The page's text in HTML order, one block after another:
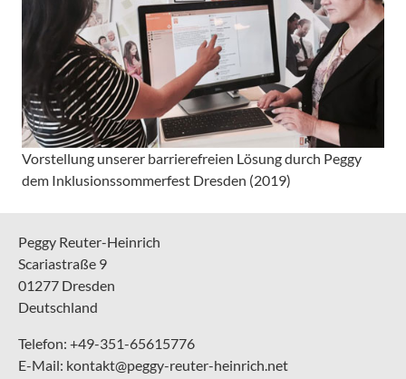
Vorstellung unserer barrierefreien Lösung durch Peggy
dem Inklusionssommerfest Dresden (2019)
Peggy Reuter-Heinrich
Scariastraße 9
01277 Dresden
Deutschland
Telefon: +49-351-65615776
E-Mail: kontakt@peggy-reuter-heinrich.net